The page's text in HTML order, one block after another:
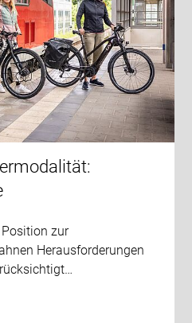
Position zur
Herausforderungen